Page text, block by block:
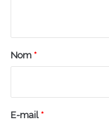
a
e
Nom *
E-mail *